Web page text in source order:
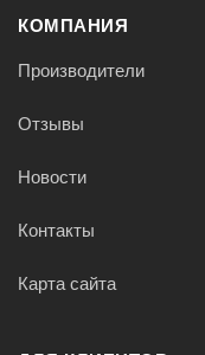
КОМПАНИЯ
Производители
Отзывы
Новости
Контакты
Карта сайта